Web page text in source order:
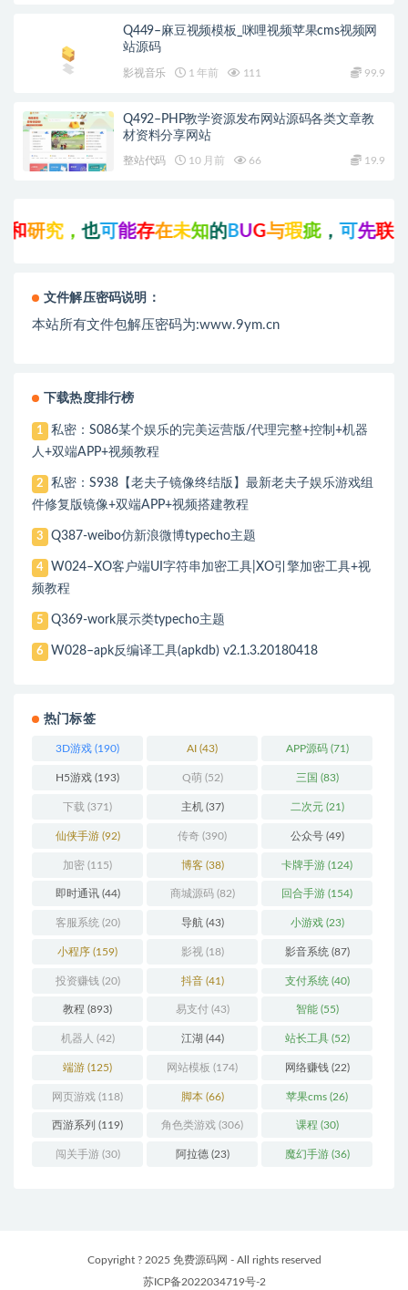
Q449–麻豆视频模板_咪哩视频苹果cms视频网
站源码
影视音乐 1 年前 111 99.9
Q492–PHP教学资源发布网站源码各类文章教
材资料分享网站
整站代码 10 月前 66 19.9
研究，也可能存在未知的 BUG与瑕疵，可 先 联系
文件解压密码说明：
本站所有文件包解压密码为:www.9ym.cn
下载热度排行榜
1
私密：S086某个娱乐的完美运营版/代理完整+控制+机器
人+双端APP+视频教程
2
私密：S938【老夫子镜像终结版】最新老夫子娱乐游戏组
件修复版镜像+双端APP+视频搭建教程
3 Q387-weibo仿新浪微博typecho主题
4
W024–XO客户端UI字符串加密工具|XO引擎加密工具+视
频教程
5 Q369-work展示类typecho主题
6 W028–apk反编译工具(apkdb) v2.1.3.20180418
热门标签
3D游戏 (190) AI (43) APP源码(71)
H5游戏 (193) Q萌 (52) 三国 (83)
下载 (371) 主机(37) 二次元(21)
仙侠手游(92) 传奇 (390) 公众号(49)
加密 (115) 博客(38) 卡牌手游 (124)
即时通讯(44) 商城源码(82) 回合手游 (154)
客服系统 (20) 导航(43) 小游戏(23)
小程序 (159) 影视(18) 影音系统 (87)
投资赚钱 (20) 抖音(41) 支付系统 (40)
教程 (893) 易支付(43) 智能(55)
机器人 (42) 江湖 (44) 站长工具(52)
端游 (125) 网站模板 (174) 网络赚钱(22)
网页游戏 (118) 脚本(66) 苹果cms (26)
西游系列 (119) 角色类游戏 (306) 课程 (30)
闯关手游(30) 阿拉德(23) 魔幻手游(36)
Copyright ? 2025 免费源码网 - All rights reserved
苏ICP备2022034719号-2